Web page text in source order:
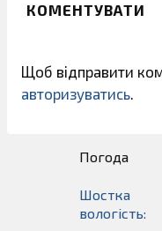
КОМЕНТУВАТИ
Щоб відправити
авторизуватись.
Погода
Шостка
вологість: